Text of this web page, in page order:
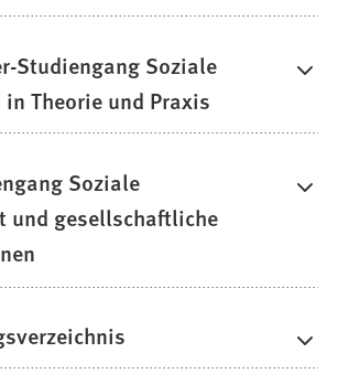
Studiengang Soziale
Theorie und Praxis
Soziale
und gesellschaftliche